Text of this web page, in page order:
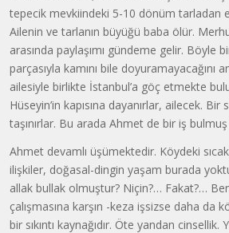
tepecik mevkiindeki 5-10 dönüm tarladan
Ailenin ve tarla­nın büyüğü baba ölür.
arasında pay­laşımı gündeme gelir.
parçasıyla kamını bile
ailesiy­le birlikte İstanbul’a göç etmekte
Hüseyin’in kapısına dayanırlar, ailecek.
taşınırlar. Bu arada Ahmet de bir iş
Ahmet devamlı üşümektedir. Köydeki
ilişkiler, doğasal-dingin yaşam burada
allak bullak olmuştur? Niçin?… Fa­kat?…
çalışmasına karşın -keza işsizse daha
bir sıkıntı kaynağıdır. Öte yandan